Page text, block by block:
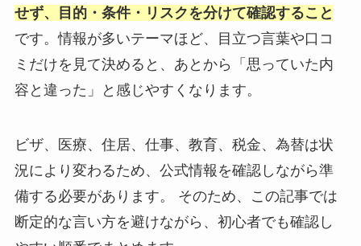
せず、目的・条件・リスクを分けて確認すること
です。情報が多いテーマほど、目立つ言葉や口コ
ミだけを見て決めると、あとから「思っていた内
容と違った」と感じやすくなります。
ビザ、医療、住居、仕事、教育、税金、為替は状
況により変わるため、公式情報を確認しながら準
備する必要があります。 そのため、この記事では
断定的な言い方を避けながら、初心者でも確認し